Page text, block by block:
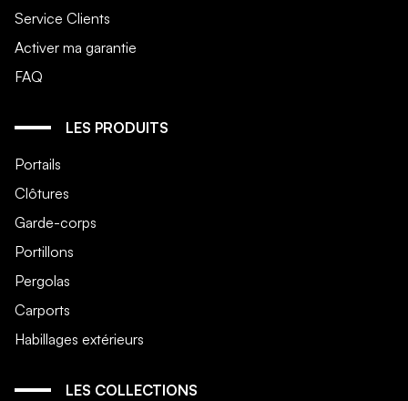
Service Clients
Activer ma garantie
FAQ
LES PRODUITS
Portails
Clôtures
Garde-corps
Portillons
Pergolas
Carports
Habillages extérieurs
LES COLLECTIONS